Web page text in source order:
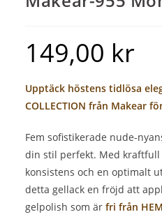
149,00 kr
Upptäck höstens tidlösa
COLLECTION från Makear
Fem sofistikerade nude-
din stil perfekt. Med
konsistens och en optimalt
detta gellack en fröjd att
gelpolish som är fri från